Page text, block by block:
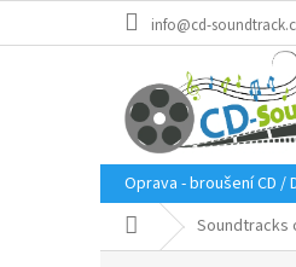
info@cd-
Oprava - broušení CD /
Home Soundtracks